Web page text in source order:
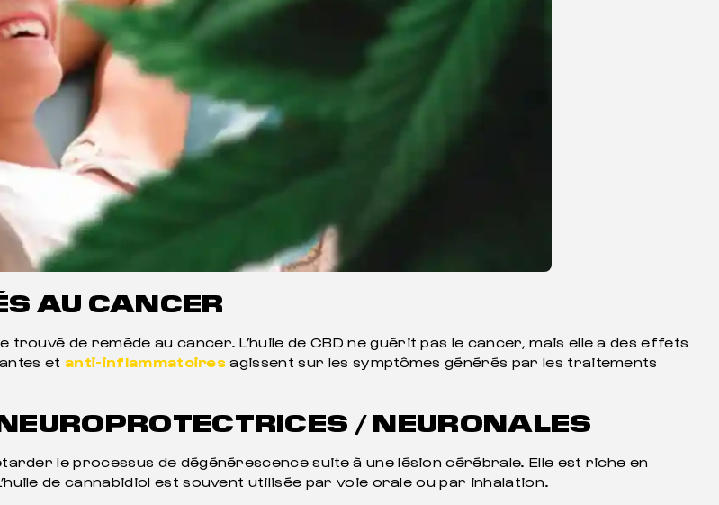
AU CANCER
trouvé de remède au cancer. L’huile de CBD ne guérit pas le cancer, mais elle a des effets
etanti-inflammatoires agissent sur les symptômes générés par les traitements
/ NEURONALES
le processus de dégénérescence suite à une lésion cérébrale. Elle est riche en
de cannabidiol est souvent utilisée par voie orale ou par inhalation.